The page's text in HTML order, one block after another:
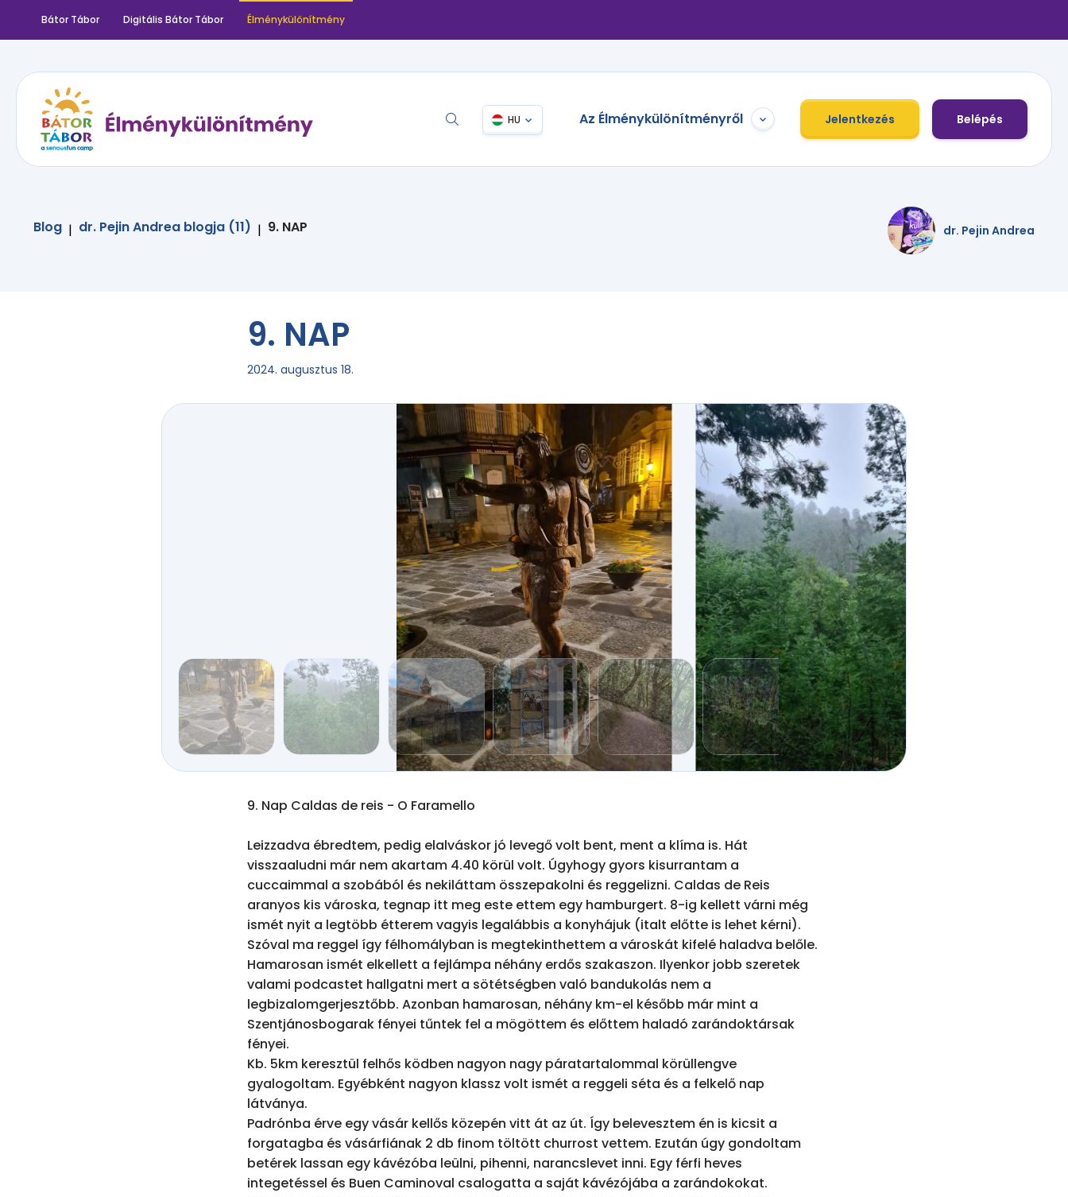
Bátor Tábor Digitális Bátor Tábor Élménykülönítmény
HU Az Élménykülönítményről Jelentkezés Belépés
Blog | dr. Pejin Andrea blogja (11) | 9. NAP dr. Pejin Andrea
9. NAP
2024. augusztus 18.
9. Nap Caldas de reis - O Faramello
Leizzadva ébredtem, pedig elalváskor jó levegő volt bent, ment a klíma is. Hát
visszaaludni már nem akartam 4.40 körül volt. Úgyhogy gyors kisurrantam a
cuccaimmal a szobából és nekiláttam összepakolni és reggelizni. Caldas de Reis
aranyos kis városka, tegnap itt meg este ettem egy hamburgert. 8-ig kellett várni még
ismét nyit a legtöbb étterem vagyis legalábbis a konyhájuk (italt előtte is lehet kérni).
Szóval ma reggel így félhomályban is megtekinthettem a városkát kifelé haladva belőle.
Hamarosan ismét elkellett a fejlámpa néhány erdős szakaszon. Ilyenkor jobb szeretek
valami podcastet hallgatni mert a sötétségben való bandukolás nem a
legbizalomgerjesztőbb. Azonban hamarosan, néhány km-el később már mint a
Szentjánosbogarak fényei tűntek fel a mögöttem és előttem haladó zarándoktársak
fényei.
Kb. 5km keresztül felhős ködben nagyon nagy páratartalommal körüllengve
gyalogoltam. Egyébként nagyon klassz volt ismét a reggeli séta és a felkelő nap
látványa.
Padrónba érve egy vásár kellős közepén vitt át az út. Így belevesztem én is kicsit a
forgatagba és vásárfiának 2 db finom töltött churrost vettem. Ezután úgy gondoltam
betérek lassan egy kávézóba leülni, pihenni, narancslevet inni. Egy férfi heves
integetéssel és Buen Caminoval csalogatta a saját kávézójába a zarándokokat.